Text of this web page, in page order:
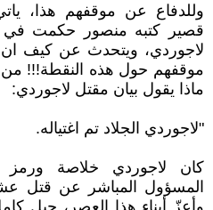
وللدفاع عن موقفهم هذا،
قصير كتبه منصور حكمت في
لاجوردي، ويتحدث عن كيف
موقفهم حول هذه النقطة!!! من
ماذا يقول بيان مقتل لاجوردي:
"لاجوردي الجلاد تم اغتياله.
كان لاجوردي خلاصة ورمز
المسؤول المباشر عن قتل